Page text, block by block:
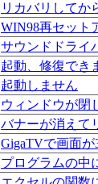
リカバリしてか
WIN98再セット
サウンドドライ
起動、修復でき
起動しません
ウィンドウが閉
バナーが消えて
GigaTVで画面
プログラムの中